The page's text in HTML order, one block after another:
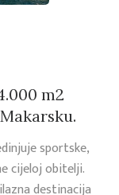
m2
sportske,
cijeloj obitelji.
destinacija